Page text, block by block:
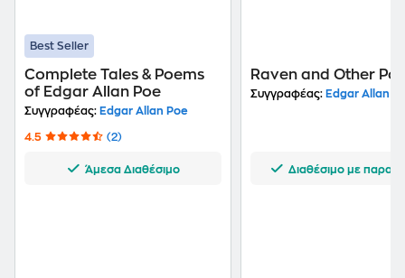
Best Seller
Complete Tales & Poems
of Edgar Allan Poe
Συγγραφέας: Edgar Allan Poe
4.5 (2)
Άμεσα Διαθέσιμο
Raven and Other
Συγγραφέας: Edgar Allan
Διαθέσιμο με